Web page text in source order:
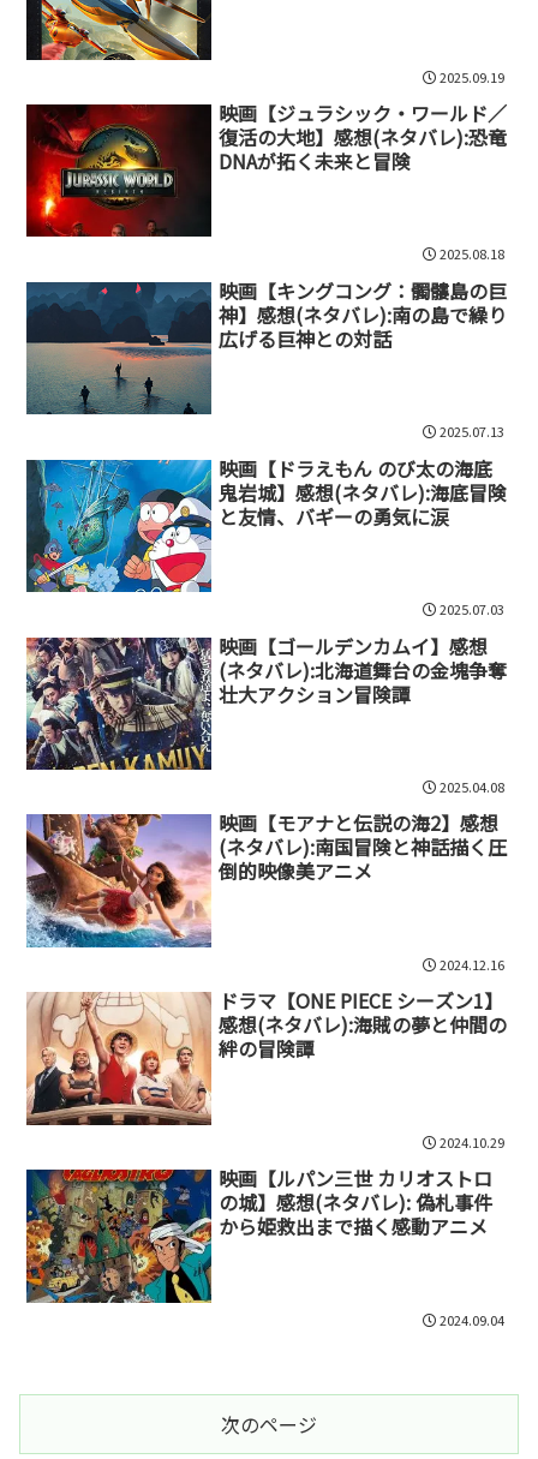
2025.09.19
映画【ジュラシック・ワールド／
復活の大地】感想(ネタバレ):恐竜
DNAが拓く未来と冒険
2025.08.18
映画【キングコング：髑髏島の巨
神】感想(ネタバレ):南の島で繰り
広げる巨神との対話
2025.07.13
映画【ドラえもん のび太の海底
鬼岩城】感想(ネタバレ):海底冒険
と友情、バギーの勇気に涙
2025.07.03
映画【ゴールデンカムイ】感想
(ネタバレ):北海道舞台の金塊争奪
壮大アクション冒険譚
2025.04.08
映画【モアナと伝説の海2】感想
(ネタバレ):南国冒険と神話描く圧
倒的映像美アニメ
2024.12.16
ドラマ【ONE PIECE シーズン1】
感想(ネタバレ):海賊の夢と仲間の
絆の冒険譚
2024.10.29
映画【ルパン三世 カリオストロ
の城】感想(ネタバレ): 偽札事件
から姫救出まで描く感動アニメ
2024.09.04
次のページ